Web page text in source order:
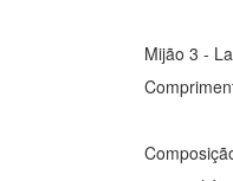
Mijão 3 -